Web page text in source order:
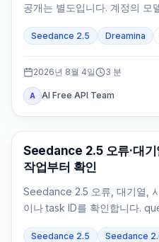
공개는 별도입니다. 계정의 모
Seedance 2.5 Dreamina
2026년 8월 4일 3 분
A AI Free API Team
AI 비디오 생성
Seedance 2.5 오류·대기
작업부터 확인
Seedance 2.5 오류, 대기열,
이나 task ID를 확인합니다.
Seedance 2.5 Seedance